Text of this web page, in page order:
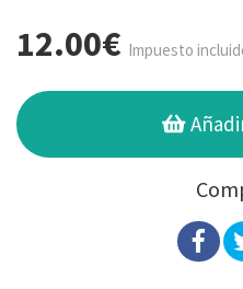
12.00€ Impuesto